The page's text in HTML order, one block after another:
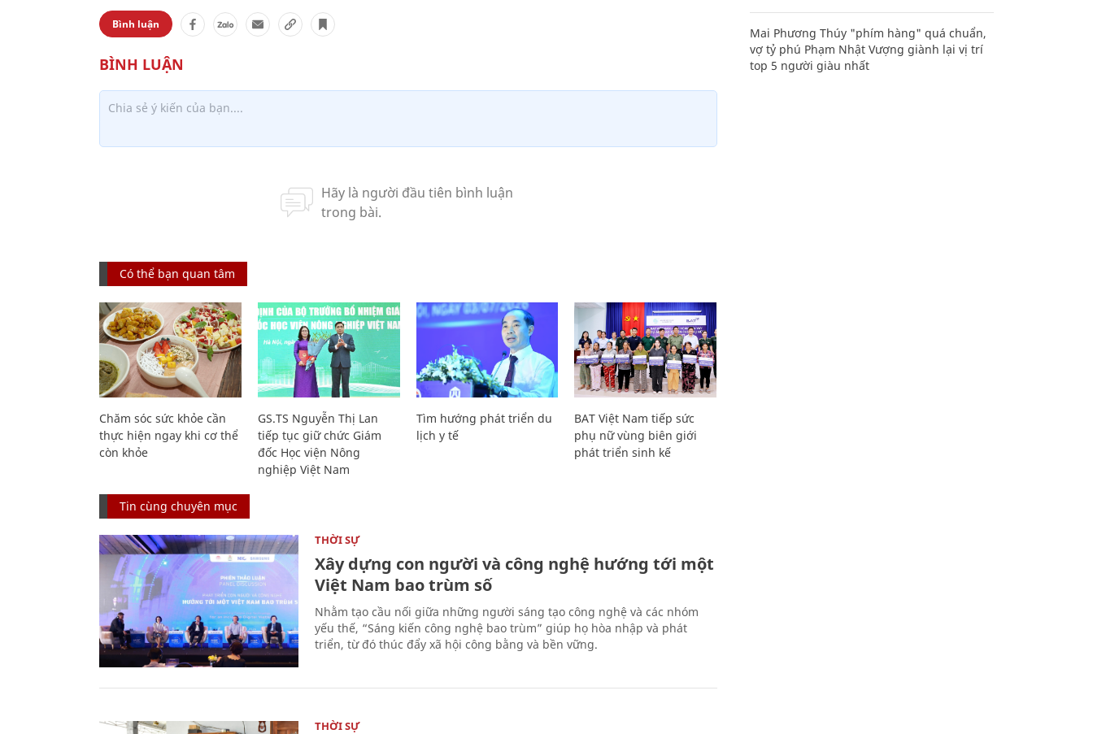
Bình luận
Có thể bạn quan tâm
Chăm sóc sức khỏe cần
thực hiện ngay khi cơ thể
còn khỏe
GS.TS Nguyễn Thị Lan
tiếp tục giữ chức Giám
đốc Học viện Nông
nghiệp Việt Nam
Tìm hướng phát triển du
lịch y tế
BAT Việt Nam tiếp sức
phụ nữ vùng biên giới
phát triển sinh kế
Tin cùng chuyên mục
THỜI SỰ
Xây dựng con người và công nghệ hướng tới một
Việt Nam bao trùm số
Nhằm tạo cầu nối giữa những người sáng tạo công nghệ và các nhóm
yếu thế, “Sáng kiến công nghệ bao trùm” giúp họ hòa nhập và phát
triển, từ đó thúc đẩy xã hội công bằng và bền vững.
THỜI SỰ
Mai Phương Thúy "phím hàng" quá chuẩn,
vợ tỷ phú Phạm Nhật Vượng giành lại vị trí
top 5 người giàu nhất